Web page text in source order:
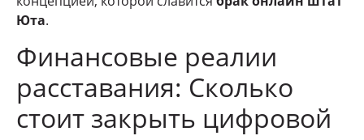
Юта.
Финансовые реалии
расставания: Сколько
стоит закрыть цифровой